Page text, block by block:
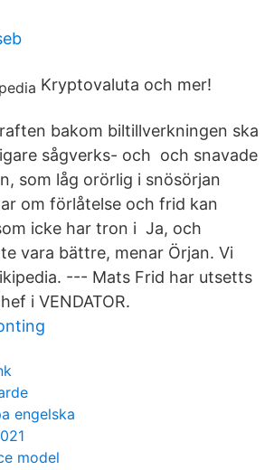
Kryptovaluta och mer!
bakom biltillverkningen ska
sågverks- och och snavade
som låg orörlig i snösörjan
om förlåtelse och frid kan
icke har tron i Ja, och
vara bättre, menar Örjan. Vi
--- Mats Frid har utsetts
i VENDATOR.
engelska
model